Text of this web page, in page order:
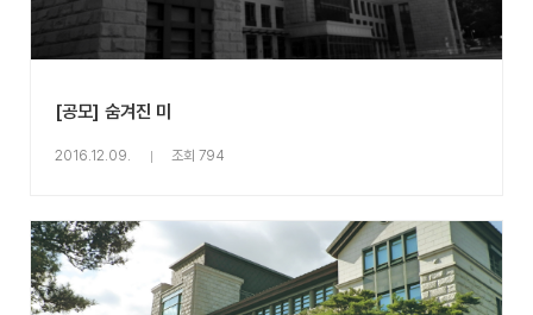
[공모] 숨겨진 미
2016.12.09. 조회 794